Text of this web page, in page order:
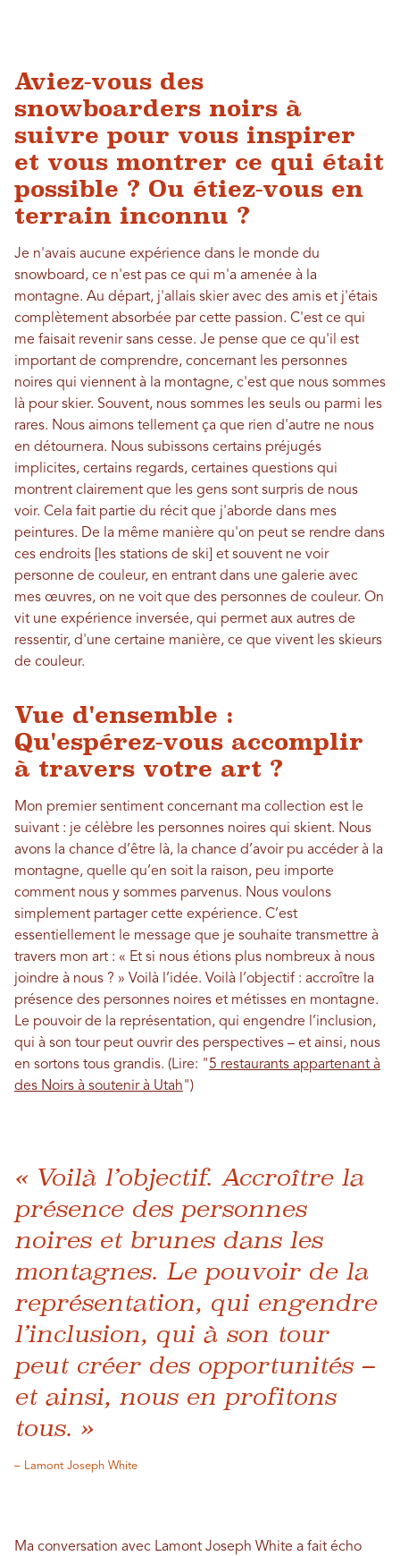
Aviez-vous des
snowboarders noirs à
suivre pour vous inspirer
et vous montrer ce qui était
possible ? Ou étiez-vous en
terrain inconnu ?
Je n'avais aucune expérience dans le monde du
snowboard, ce n'est pas ce qui m'a amenée à la
montagne. Au départ, j'allais skier avec des amis et j'étais
complètement absorbée par cette passion. C'est ce qui
me faisait revenir sans cesse. Je pense que ce qu'il est
important de comprendre, concernant les personnes
noires qui viennent à la montagne, c'est que nous sommes
là pour skier. Souvent, nous sommes les seuls ou parmi les
rares. Nous aimons tellement ça que rien d'autre ne nous
en détournera. Nous subissons certains préjugés
implicites, certains regards, certaines questions qui
montrent clairement que les gens sont surpris de nous
voir. Cela fait partie du récit que j'aborde dans mes
peintures. De la même manière qu'on peut se rendre dans
ces endroits [les stations de ski] et souvent ne voir
personne de couleur, en entrant dans une galerie avec
mes œuvres, on ne voit que des personnes de couleur. On
vit une expérience inversée, qui permet aux autres de
ressentir, d'une certaine manière, ce que vivent les skieurs
de couleur.
Vue d'ensemble :
Qu'espérez-vous accomplir
à travers votre art ?
Mon premier sentiment concernant ma collection est le
suivant : je célèbre les personnes noires qui skient. Nous
avons la chance d’être là, la chance d’avoir pu accéder à la
montagne, quelle qu’en soit la raison, peu importe
comment nous y sommes parvenus. Nous voulons
simplement partager cette expérience. C’est
essentiellement le message que je souhaite transmettre à
travers mon art : « Et si nous étions plus nombreux à nous
joindre à nous ? » Voilà l’idée. Voilà l’objectif : accroître la
présence des personnes noires et métisses en montagne.
Le pouvoir de la représentation, qui engendre l’inclusion,
qui à son tour peut ouvrir des perspectives – et ainsi, nous
en sortons tous grandis. (Lire: "5 restaurants appartenant à
des Noirs à soutenir à Utah")
« Voilà l’objectif. Accroître la
présence des personnes
noires et brunes dans les
montagnes. Le pouvoir de la
représentation, qui engendre
l’inclusion, qui à son tour
peut créer des opportunités –
et ainsi, nous en profitons
tous. »
– Lamont Joseph White
Ma conversation avec Lamont Joseph White a fait écho